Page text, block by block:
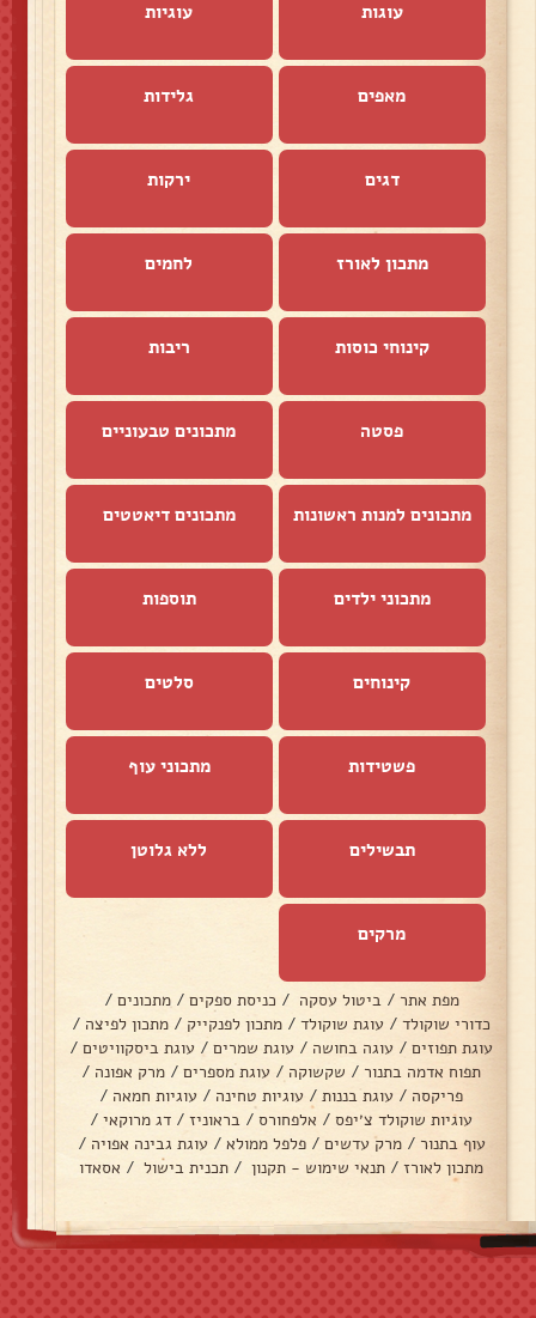
עוגות עוגיות
מאפים גלידות
דגים ירקות
מתכון לאורז לחמים
קינוחי כוסות ריבות
פסטה מתכונים טבעוניים
מתכונים למנות ראשונות מתכונים דיאטטים
מתכוני ילדים תוספות
קינוחים סלטים
פשטידות מתכוני עוף
תבשילים ללא גלוטן
מרקים
מפת אתר / ביטול עסקה / כניסת ספקים / מתכונים /
כדורי שוקולד / עוגת שוקולד / מתכון לפנקייק / מתכון לפיצה /
עוגת תפוזים / עוגה בחושה / עוגת שמרים / עוגת ביסקוויטים /
תפוח אדמה בתנור / שקשוקה / עוגת מספרים / מרק אפונה /
פריקסה / עוגת בננות / עוגיות טחינה / עוגיות חמאה /
עוגיות שוקולד צ׳יפס / אלפחורס / בראוניז / דג מרוקאי /
עוף בתנור / מרק עדשים / פלפל ממולא / עוגת גבינה אפויה /
מתכון לאורז / תנאי שימוש - תקנון / תכנית בישול / אסאדו